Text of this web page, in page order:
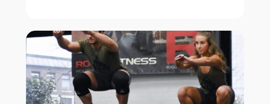
open voor freerunning lessen voor (jonge)
kinderen én volwassenen, open trainingen,
workshops en (kinder)feestjes. Van […]